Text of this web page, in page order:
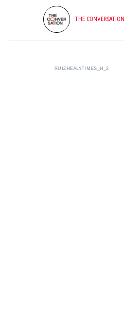
THE CONVERSATION
RUIZHEALYTIMES_H_2